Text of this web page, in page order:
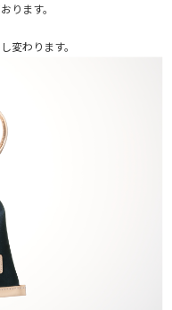
ります。
変わります。